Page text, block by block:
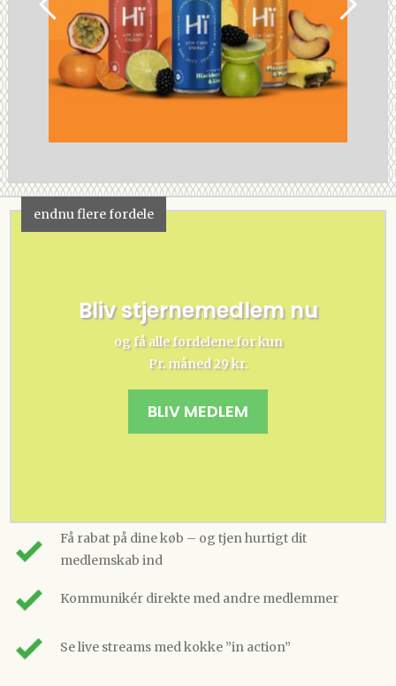
endnu flere fordele
Bliv stjernemedlem nu
og få alle fordelene for kun
Pr. måned 29 kr.
BLIV MEDLEM
Få rabat på dine køb – og tjen hurtigt dit
medlemskab ind
Kommunikér direkte med andre medlemmer
Se live streams med kokke ”in action”